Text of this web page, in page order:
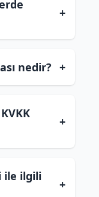
+
nedir? +
+
ile ilgili
+